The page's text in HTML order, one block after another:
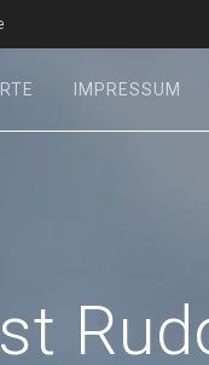
IMPRESSUM